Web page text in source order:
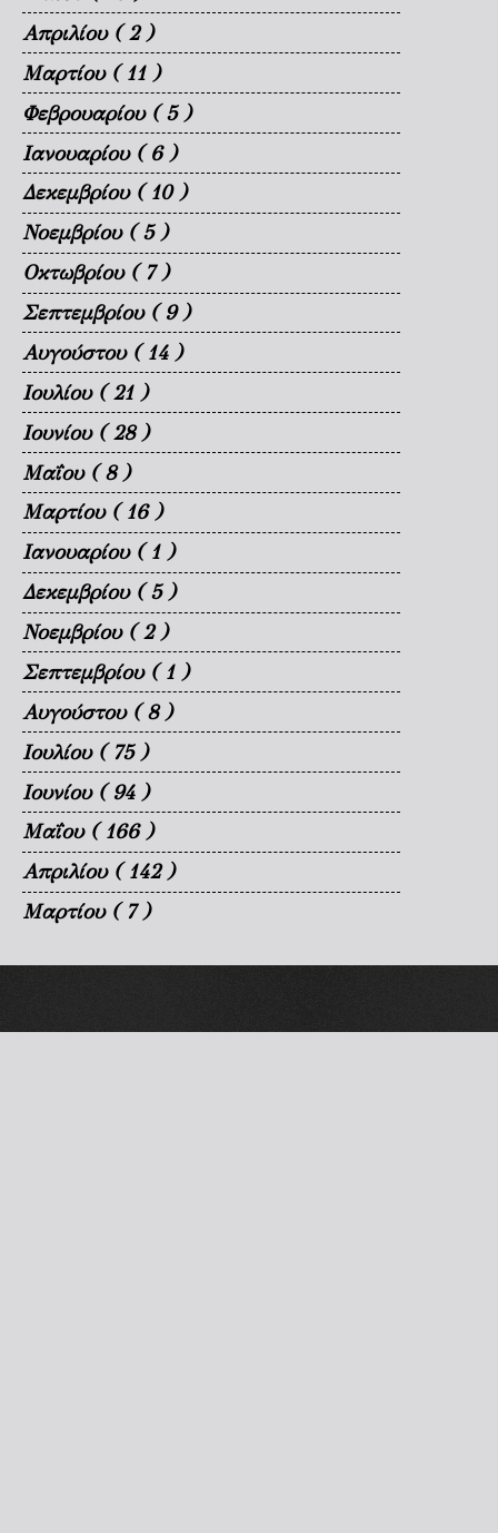
Απριλίου ( 2 )
Μαρτίου ( 11 )
Φεβρουαρίου ( 5 )
Ιανουαρίου ( 6 )
Δεκεμβρίου ( 10 )
Νοεμβρίου ( 5 )
Οκτωβρίου ( 7 )
Σεπτεμβρίου ( 9 )
Αυγούστου ( 14 )
Ιουλίου ( 21 )
Ιουνίου ( 28 )
Μαΐου ( 8 )
Μαρτίου ( 16 )
Ιανουαρίου ( 1 )
Δεκεμβρίου ( 5 )
Νοεμβρίου ( 2 )
Σεπτεμβρίου ( 1 )
Αυγούστου ( 8 )
Ιουλίου ( 75 )
Ιουνίου ( 94 )
Μαΐου ( 166 )
Απριλίου ( 142 )
Μαρτίου ( 7 )